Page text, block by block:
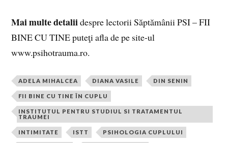
Mai multe detaliidespre lectorii Săptămânii PSI – FII
BINE CU TINE puteţi afla de pe site-ul
www.psihotrauma.ro.
ADELA MIHALCEA DIANA VASILE DIN SENIN
FII BINE CU TINE ÎN CUPLU
INSTITUTUL PENTRU STUDIUL SI TRATAMENTUL
TRAUMEI
INTIMITATE ISTT PSIHOLOGIA CUPLULUI